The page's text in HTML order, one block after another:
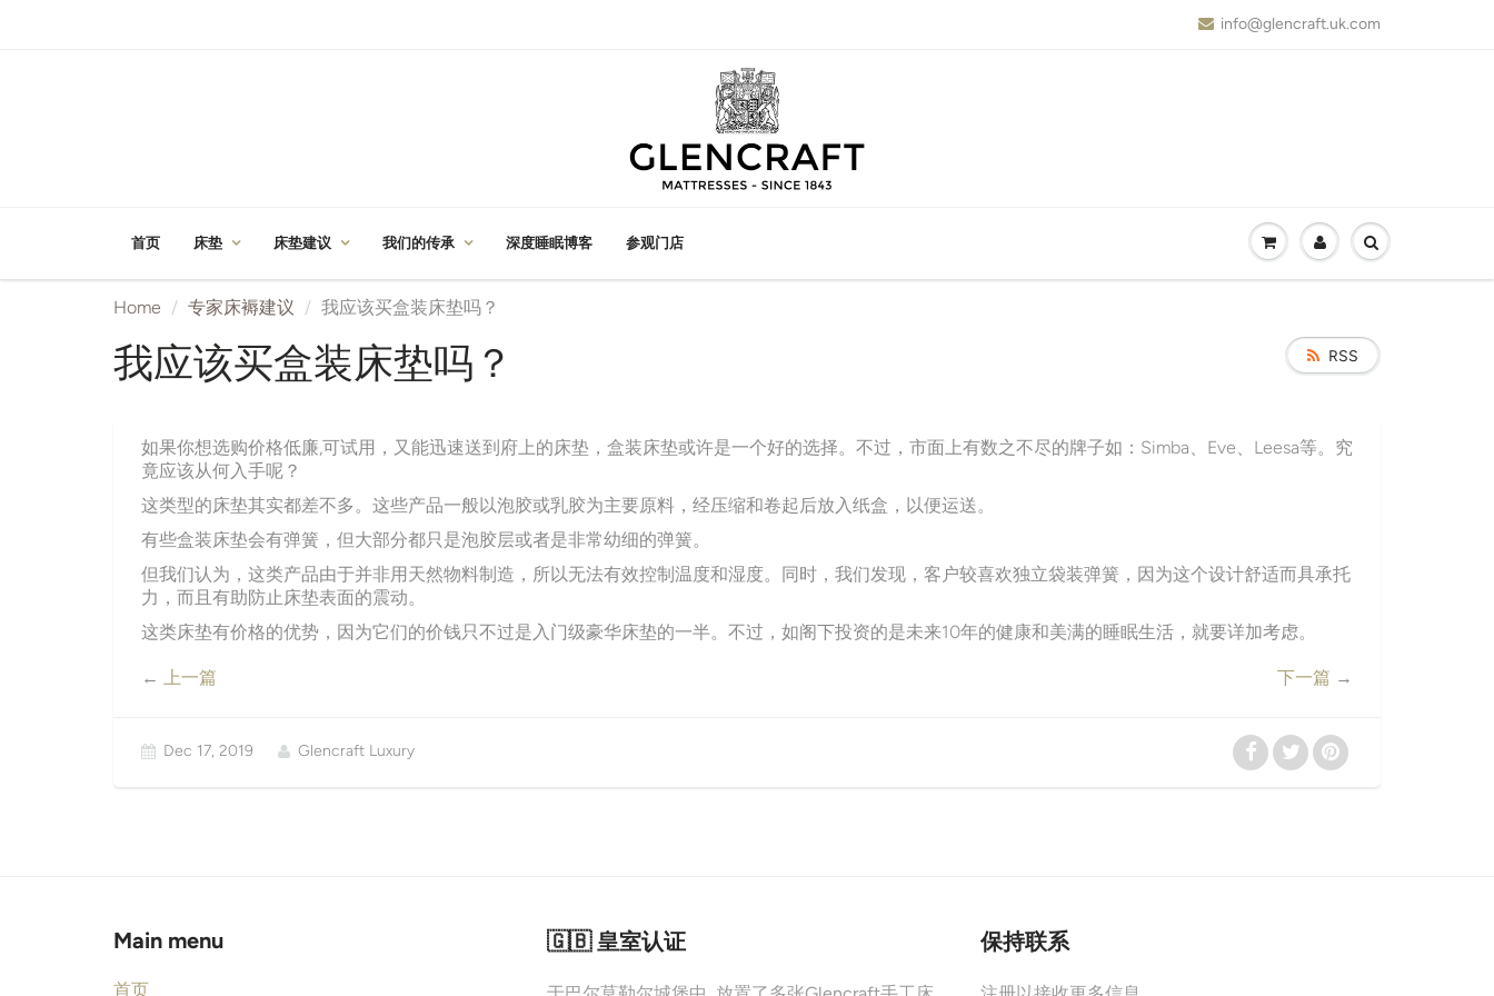
info@glencraft.uk.com
首页 床垫 床垫建议 我们的传承 深度睡眠博客 参观门店
Home 专家床褥建议 我应该买盒装床垫吗？
我应该买盒装床垫吗？ RSS
如果你想选购价格低廉,可试用，又能迅速送到府上的床垫，盒装床垫或许是一个好的选择。不过，市面上有数之不尽的牌子如：Simba、Eve、Leesa等。究
竟应该从何入手呢？
这类型的床垫其实都差不多。这些产品一般以泡胶或乳胶为主要原料，经压缩和卷起后放入纸盒，以便运送。
有些盒装床垫会有弹簧，但大部分都只是泡胶层或者是非常幼细的弹簧。
但我们认为，这类产品由于并非用天然物料制造，所以无法有效控制温度和湿度。同时，我们发现，客户较喜欢独立袋装弹簧，因为这个设计舒适而具承托
力，而且有助防止床垫表面的震动。
这类床垫有价格的优势，因为它们的价钱只不过是入门级豪华床垫的一半。不过，如阁下投资的是未来10年的健康和美满的睡眠生活，就要详加考虑。
← 上一篇 下一篇 →
Dec 17, 2019 Glencraft Luxury
Main menu
首页
🇬🇧 皇室认证 保持联系